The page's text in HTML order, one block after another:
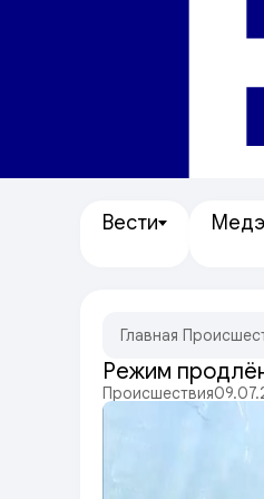
Вести
Главная
Режим
Происшествия